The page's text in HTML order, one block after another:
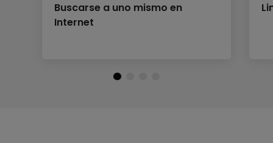
Buscarse a uno mismo en
Internet